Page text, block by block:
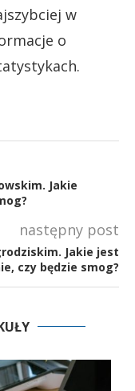
w
o
Jakie
następny post
Jakie jest
czy będzie smog?